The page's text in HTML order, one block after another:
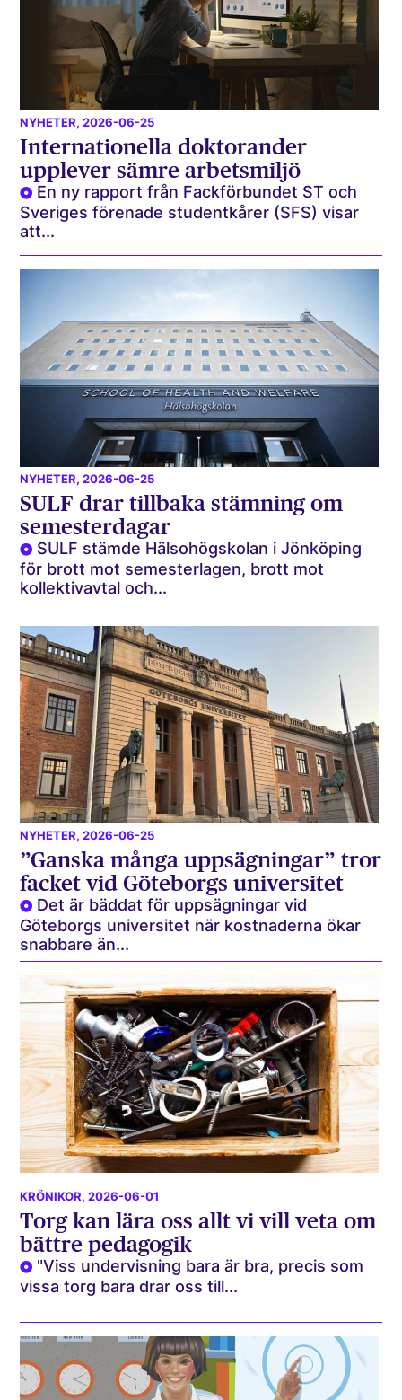
NYHETER, 2026-06-25
Internationella doktorander
upplever sämre arbetsmiljö
En ny rapport från Fackförbundet ST och
Sveriges förenade studentkårer (SFS) visar
att...
NYHETER, 2026-06-25
SULF drar tillbaka stämning om
semesterdagar
SULF stämde Hälsohögskolan i Jönköping
för brott mot semesterlagen, brott mot
kollektivavtal och...
NYHETER, 2026-06-25
”Ganska många uppsägningar” tror
facket vid Göteborgs universitet
Det är bäddat för uppsägningar vid
Göteborgs universitet när kostnaderna ökar
snabbare än...
KRÖNIKOR, 2026-06-01
Torg kan lära oss allt vi vill veta om
bättre pedagogik
"Viss undervisning bara är bra, precis som
vissa torg bara drar oss till...